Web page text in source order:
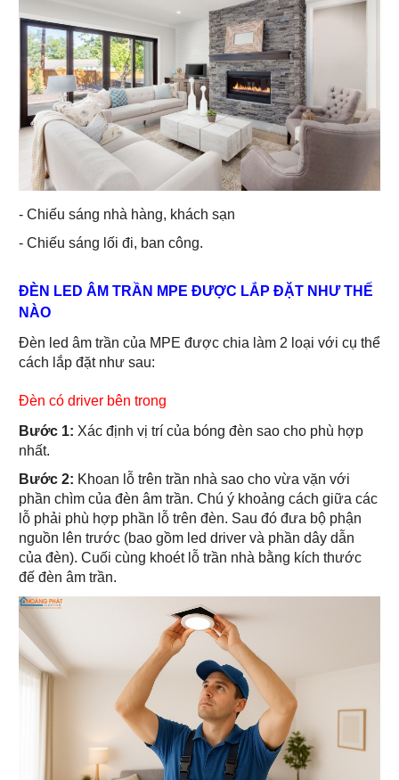
- Chiếu sáng nhà hàng, khách sạn
- Chiếu sáng lối đi, ban công.
ĐÈN LED ÂM TRẦN MPE ĐƯỢC LẮP ĐẶT NHƯ THẾ
NÀO
Đèn led âm trần của MPE được chia làm 2 loại với cụ thể
cách lắp đặt như sau:
Đèn có driver bên trong
Bước 1: Xác định vị trí của bóng đèn sao cho phù hợp
nhất.
Bước 2: Khoan lỗ trên trần nhà sao cho vừa vặn với
phần chìm của đèn âm trần. Chú ý khoảng cách giữa các
lỗ phải phù hợp phần lỗ trên đèn. Sau đó đưa bộ phận
nguồn lên trước (bao gồm led driver và phần dây dẫn
của đèn). Cuối cùng khoét lỗ trần nhà bằng kích thước
đế đèn âm trần.